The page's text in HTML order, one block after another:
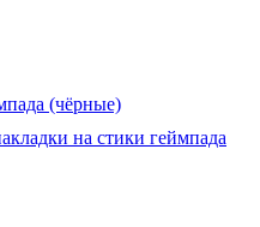
(чёрные)
на стики геймпада